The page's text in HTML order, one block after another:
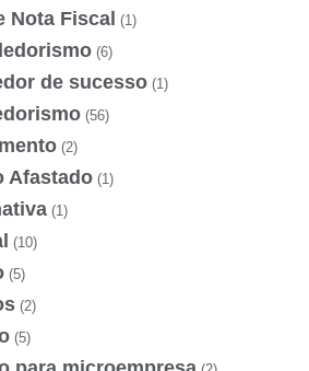
Nota Fiscal (1)
(6)
de sucesso (1)
(56)
(2)
Afastado (1)
(1)
(10)
(5)
(2)
(5)